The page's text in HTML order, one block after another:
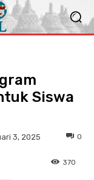
Siswa
3, 2025 0
370